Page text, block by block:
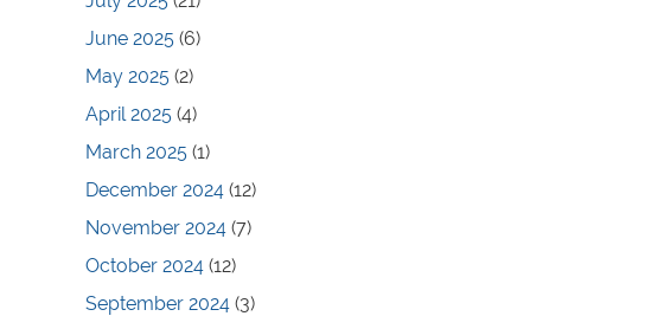
June 2025 (6)
May 2025 (2)
April 2025 (4)
March 2025 (1)
December 2024 (12)
November 2024 (7)
October 2024 (12)
September 2024 (3)